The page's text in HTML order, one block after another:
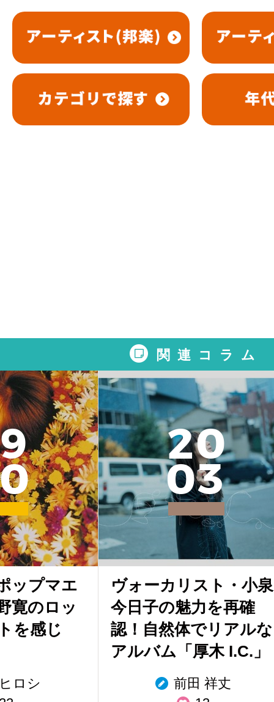
関連コラム
9
ップマエ
寛のロッ
を感じ
ロシ
20
03
ヴォーカリスト・小泉
今日子の魅力を再確
認！自然体でリアルな
アルバム「厚木 I.C.」
前田 祥丈